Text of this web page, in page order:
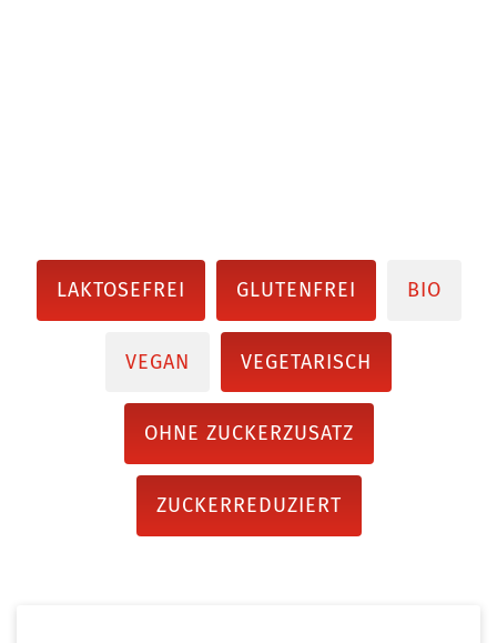
LAKTOSEFREI GLUTENFREI BIO
VEGAN VEGETARISCH
OHNE ZUCKERZUSATZ
ZUCKERREDUZIERT